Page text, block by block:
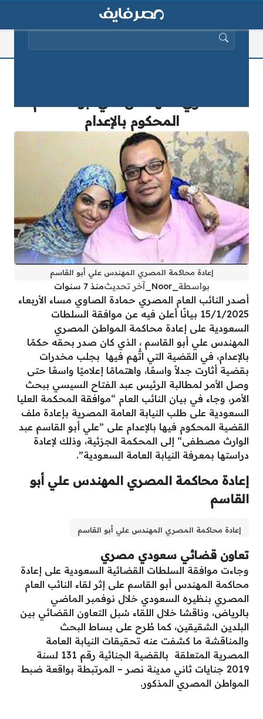
المحكوم بالإعدام
إعادة محاكمة المصري المهندس علي أبو القاسم
بواسطة _Noor_ آخر تحديثمنذ 7 سنوات
أصدر النائب العام المصري حمادة الصاوي مساء الأربعاء
15/1/2025 بيانًا أعلن فيه عن موافقة السلطات
السعودية على إعادة محاكمة المواطن المصري
المهندس علي أبو القاسم ، الذي كان صدر بحقه حكمًا
بالإعدام، في القضية التي اتُّهم فيها بجلب مخدرات
بقضية أثارت جدلاً واسعًا، واهتمامًا إعلاميًا واسعًا حتى
وصل الأمر لمطالبة الرئيس عبد الفتاح السيسي ببحث
الأمر، وجاء في بيان النائب العام “موافقة المحكمة العليا
السعودية على طلب النيابة العامة المصرية بإعادة ملف
القضية المحكوم فيها بالإعدام على ”علي أبو القاسم عبد
الوارث مصطفى“ إلى المحكمة الجزئية، وذلك لإعادة
دراستها بمعرفة النيابة العامة السعودية”.
إعادة محاكمة المصري المهندس علي أبو
القاسم
إعادة محاكمة المصري المهندس علي أبو القاسم
تعاون قضائي سعودي مصري
وجاءت موافقة السلطات القضائية السعودية على إعادة
محاكمة المهندس أبو القاسم على إثر لقاء النائب العام
المصري بنظيره السعودي خلال نوفمبر الماضي
بالرياض، وناقشا خلال اللقاء سُبل التعاون القضائي بين
البلدين الشقيقين، كما طُرح على بساط البحث
والمناقشة ما كشفت عنه تحقيقات النيابة العامة
المصرية المتعلقة بالقضية الجنائية رقم 131 لسنة
2019 جنايات ثاني مدينة نصر – المرتبطة بواقعة ضبط
المواطن المصري المذكور.
البحث عن: